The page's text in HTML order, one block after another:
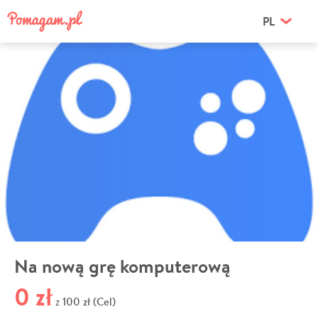
PL
Na nową grę komputerową
0 zł z 100 zł (Cel)